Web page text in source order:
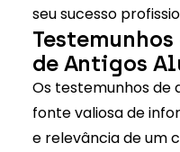
seu sucesso
de Antigos
Os testemunhos de
fonte valiosa de
e relevância de um